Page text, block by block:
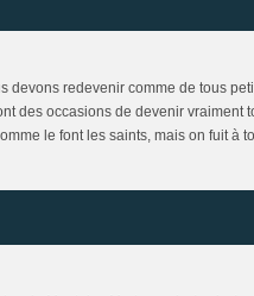
devons redevenir comme de tous
des occasions de devenir vraiment
le font les saints, mais on fuit à